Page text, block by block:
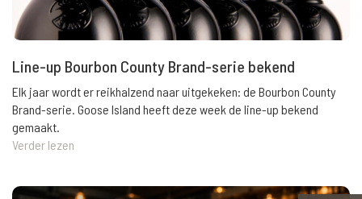
Line-up Bourbon County Brand-serie bekend
Elk jaar wordt er reikhalzend naar uitgekeken: de Bourbon County
Brand-serie. Goose Island heeft deze week de line-up bekend
gemaakt.
Verder lezen